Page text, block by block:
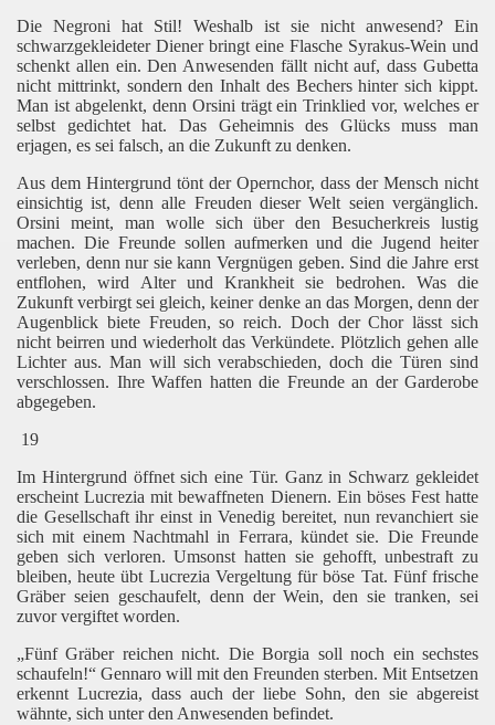
Die Negroni hat Stil! Weshalb ist sie nicht anwesend? Ein
schwarzgekleideter Diener bringt eine Flasche Syrakus-Wein und
schenkt allen ein. Den Anwesenden fällt nicht auf, dass Gubetta
nicht mittrinkt, sondern den Inhalt des Bechers hinter sich kippt.
Man ist abgelenkt, denn Orsini trägt ein Trinklied vor, welches er
selbst gedichtet hat. Das Geheimnis des Glücks muss man
erjagen, es sei falsch, an die Zukunft zu denken.
Aus dem Hintergrund tönt der Opernchor, dass der Mensch nicht
einsichtig ist, denn alle Freuden dieser Welt seien vergänglich.
Orsini meint, man wolle sich über den Besucherkreis lustig
machen. Die Freunde sollen aufmerken und die Jugend heiter
verleben, denn nur sie kann Vergnügen geben. Sind die Jahre erst
entflohen, wird Alter und Krankheit sie bedrohen. Was die
Zukunft verbirgt sei gleich, keiner denke an das Morgen, denn der
Augenblick biete Freuden, so reich. Doch der Chor lässt sich
nicht beirren und wiederholt das Verkündete. Plötzlich gehen alle
Lichter aus. Man will sich verabschieden, doch die Türen sind
verschlossen. Ihre Waffen hatten die Freunde an der Garderobe
abgegeben.
19
Im Hintergrund öffnet sich eine Tür. Ganz in Schwarz gekleidet
erscheint Lucrezia mit bewaffneten Dienern. Ein böses Fest hatte
die Gesellschaft ihr einst in Venedig bereitet, nun revanchiert sie
sich mit einem Nachtmahl in Ferrara, kündet sie. Die Freunde
geben sich verloren. Umsonst hatten sie gehofft, unbestraft zu
bleiben, heute übt Lucrezia Vergeltung für böse Tat. Fünf frische
Gräber seien geschaufelt, denn der Wein, den sie tranken, sei
zuvor vergiftet worden.
„Fünf Gräber reichen nicht. Die Borgia soll noch ein sechstes
schaufeln!“ Gennaro will mit den Freunden sterben. Mit Entsetzen
erkennt Lucrezia, dass auch der liebe Sohn, den sie abgereist
wähnte, sich unter den Anwesenden befindet.